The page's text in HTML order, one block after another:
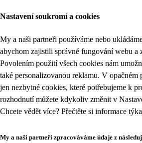
Nastavení soukromí a cookies
My a naši partneři používáme nebo
abychom zajistili správné fungování webu a
Povolením použití všech cookies nám
také personalizovanou reklamu. V opačném
jen nezbytné cookies, které potřebujeme k
rozhodnutí můžete kdykoliv změnit v
Chcete vědět více? Přečtěte si informace
My a naši partneři zpracováváme údaje z